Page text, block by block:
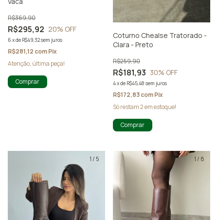
R$295,92
R$369,90
20% OFF
6 xde R$49,32sem juros
R$281,12 comPix
Atenção, última peça!
Comprar
Coturno Chealse Tratorado -
Clara - Preto
R$181,93
R$259,90
30% OFF
4xde R$45,48 sem juros
R$172,83comPix
Só restam2em estoque!
Comprar
1/ 5 1 / 8